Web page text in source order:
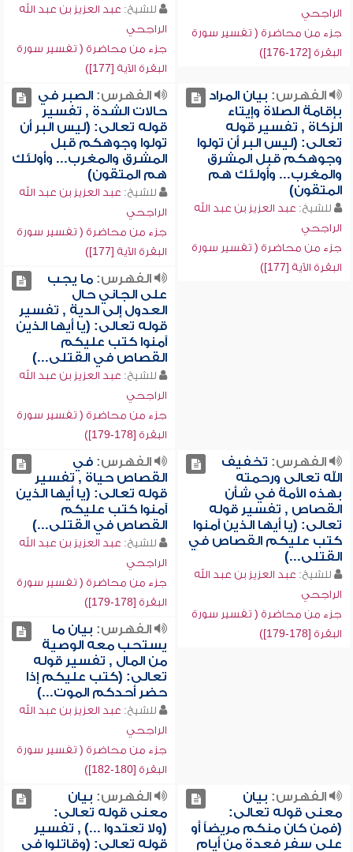
الراجحي
جزء من محاضرة ( تفسير سورة
البقرة [172-176])
للشيخ: عبد العزيز بن عبد الله
الراجحي
جزء من محاضرة ( تفسير سورة
البقرة الآية [177])
الفهرس: بيان المراد
بإقامة الصلاة وإيتاء
الزكاة , تفسير قوله
تعالى: (ليس البر أن تولوا
وجوهكم قبل المشرق
والمغرب... وأولئك هم
المتقون)
للشيخ: عبد العزيز بن عبد الله
الراجحي
جزء من محاضرة ( تفسير سورة
البقرة الآية [177])
الفهرس:الصبر في
حالات الشدة , تفسير
قوله تعالى: (ليس البر أن
تولوا وجوهكم قبل
المشرق والمغرب... وأولئك
هم المتقون)
للشيخ: عبد العزيز بن عبد الله
الراجحي
جزء من محاضرة ( تفسير سورة
البقرة الآية [177])
الفهرس:ما يجب
على الجاني حال
العدول إلى الدية , تفسير
قوله تعالى: (يا أيها الذين
آمنوا كتب عليكم
القصاص في القتلى...)
للشيخ: عبد العزيز بن عبد الله
الراجحي
جزء من محاضرة ( تفسير سورة
البقرة [178-179])
الفهرس: تخفيف
الله تعالى ورحمته
بهذه الأمة في شأن
القصاص , تفسير قوله
تعالى: (يا أيها الذين آمنوا
كتب عليكم القصاص في
القتلى...)
للشيخ: عبد العزيز بن عبد الله
الراجحي
جزء من محاضرة ( تفسير سورة
البقرة [178-179])
الفهرس:في
القصاص حياة , تفسير
قوله تعالى: (يا أيها الذين
آمنوا كتب عليكم
القصاص في القتلى...)
للشيخ: عبد العزيز بن عبد الله
الراجحي
جزء من محاضرة ( تفسير سورة
البقرة [178-179])
الفهرس: بيان ما
يستحب معه الوصية
من المال , تفسير قوله
تعالى: (كتب عليكم إذا
حضر أحدكم الموت...)
للشيخ: عبد العزيز بن عبد الله
الراجحي
جزء من محاضرة ( تفسير سورة
البقرة [180-182])
الفهرس: بيان
معنى قوله تعالى:
(فمن كان منكم مريضاً أو
على سفر فعدة من أيام
الفهرس: بيان
معنى قوله تعالى:
(ولا تعتدوا ...) , تفسير
قوله تعالى: (وقاتلوا في